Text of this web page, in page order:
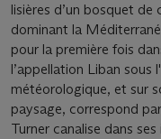
lisières d’un bosquet de
dominant la
pour la première fois
l’appellation Liban sous
météorologique, et sur
paysage, correspond
Turner canalise dans